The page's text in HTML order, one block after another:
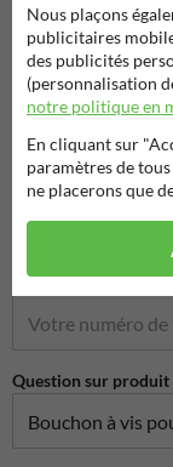
Nom de l'entreprise
Adresse e-mail*
Numéro de
Question sur produit
Nous plaçons
publicitaires
des publicités
(personnalisation
notre politique en
En cliquant sur
paramètres de
ne placerons que